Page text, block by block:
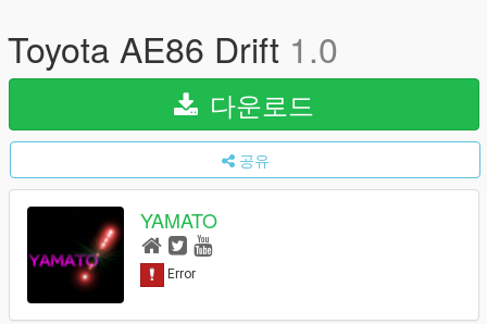
Toyota AE86 Drift 1.0
다운로드
공유
YAMATO